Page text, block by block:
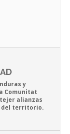
y
Comunitat
alianzas
del territorio.